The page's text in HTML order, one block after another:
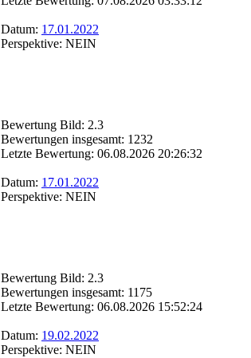
Datum: 17.01.2022
Perspektive: NEIN
Bewertung Bild: 2.3
Bewertungen insgesamt: 1232
Letzte Bewertung: 06.08.2026 20:26:32
Datum: 17.01.2022
Perspektive: NEIN
Bewertung Bild: 2.3
Bewertungen insgesamt: 1175
Letzte Bewertung: 06.08.2026 15:52:24
Datum: 19.02.2022
Perspektive: NEIN